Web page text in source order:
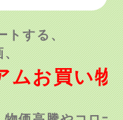
トする、
松山市内全域のお店応援企画、
ムお買い物